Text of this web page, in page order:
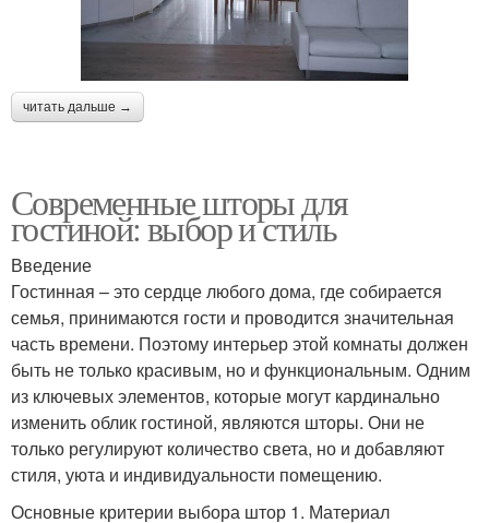
читать дальше →
Современные шторы для
гостиной: выбор и стиль
Введение
Гостинная – это сердце любого дома, где собирается
семья, принимаются гости и проводится значительная
часть времени. Поэтому интерьер этой комнаты должен
быть не только красивым, но и функциональным. Одним
из ключевых элементов, которые могут кардинально
изменить облик гостиной, являются шторы. Они не
только регулируют количество света, но и добавляют
стиля, уюта и индивидуальности помещению.
Основные критерии выбора штор 1. Материал